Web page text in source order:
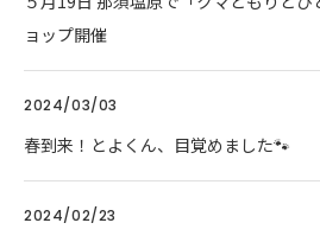
ョップ開催
2024/03/03
春到来！とよくん、目覚めました🐾
2024/02/23